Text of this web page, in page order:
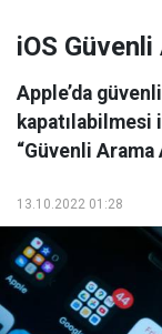
iOS Güvenli
Apple’da
kapatılabilmesi
“Güvenli Arama
13.10.2022 01:28